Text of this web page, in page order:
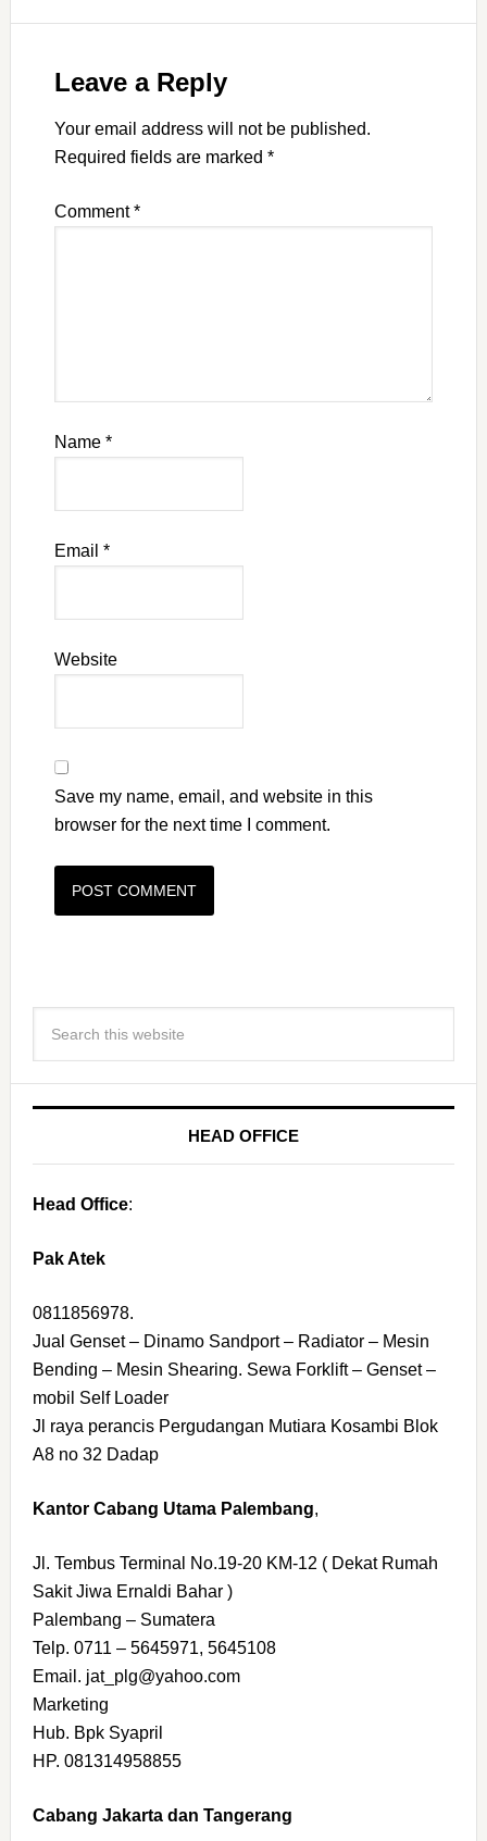
Leave a Reply
Your email address will not be published.
Required fields are marked *
Comment*
Name *
Email *
Website
Save my name, email, and website in this
browser for the next time I comment.
HEAD OFFICE
Head Office:
Pak Atek
0811856978.
Jual Genset – Dinamo Sandport – Radiator – Mesin
Bending – Mesin Shearing. Sewa Forklift – Genset –
mobil Self Loader
Jl raya perancis Pergudangan Mutiara Kosambi Blok
A8 no 32 Dadap
Kantor Cabang Utama Palembang,
Jl. Tembus Terminal No.19-20 KM-12 ( Dekat Rumah
Sakit Jiwa Ernaldi Bahar )
Palembang – Sumatera
Telp. 0711 – 5645971, 5645108
Email. jat_plg@yahoo.com
Marketing
Hub. Bpk Syapril
HP. 081314958855
Cabang Jakarta dan Tangerang